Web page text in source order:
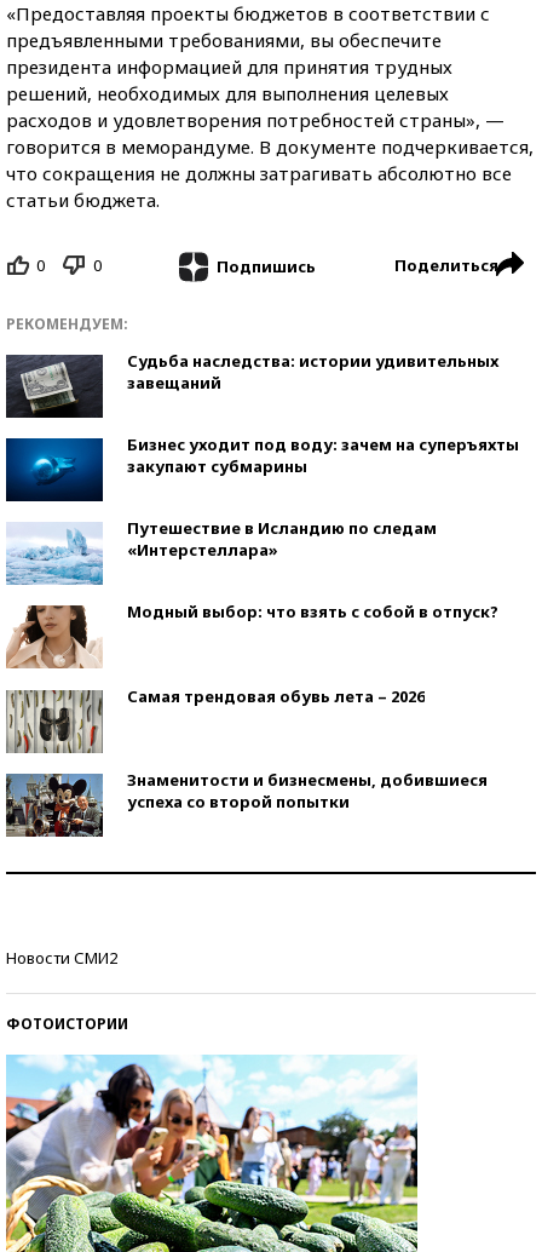
«Предоставляя проекты бюджетов в соответствии с
предъявленными требованиями, вы обеспечите
президента информацией для принятия трудных
решений, необходимых для выполнения целевых
расходов и удовлетворения потребностей страны», —
говорится в меморандуме. В документе подчеркивается,
что сокращения не должны затрагивать абсолютно все
статьи бюджета.
0 0 Подпишись Поделиться
РЕКОМЕНДУЕМ:
Судьба наследства: истории удивительных
завещаний
Бизнес уходит под воду: зачем на суперъяхты
закупают субмарины
Путешествие в Исландию по следам
«Интерстеллара»
Модный выбор: что взять с собой в отпуск?
Самая трендовая обувь лета – 2026
Знаменитости и бизнесмены, добившиеся
успеха со второй попытки
Новости СМИ2
ФОТОИСТОРИИ